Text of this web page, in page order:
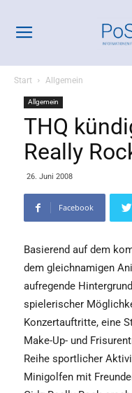
Start Allgemein
Allgemein
THQ
Really
26. Juni 2008
Facebook
Basierend auf dem
dem gleichnamigen
aufregende
spielerischer
Konzertauftritte, eine
Make-Up- und
Reihe sportlicher
Minigolfen mit